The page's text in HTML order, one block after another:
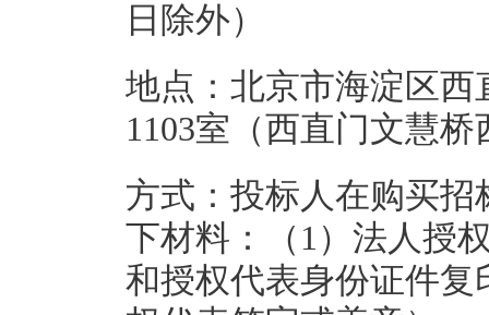
日除外）
地点：北京市海淀区西
1103室（西直门文慧桥
方式：投标人在购买
下材料：（1）法人授
和授权代表身份证件